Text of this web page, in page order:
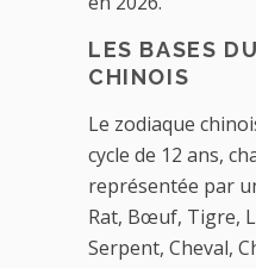
LES BASES
CHINOIS
Le zodiaque
cycle de 12 ans,
représentée par
Rat, Bœuf, Tigre,
Serpent, Cheval,